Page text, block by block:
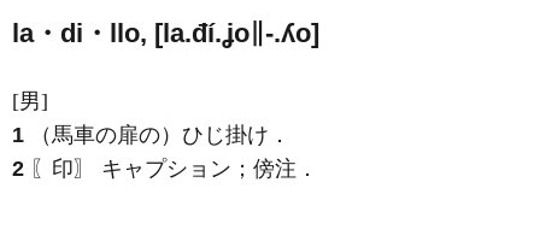
la・di・llo, [la.đí.ʝo∥-.ʎo]
[男]
1 （馬車の扉の）ひじ掛け．
2 〖印〗 キャプション；傍注．